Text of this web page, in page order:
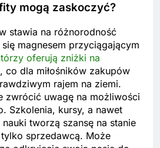
mogą zaskoczyć?
stawia na różnorodność
magnesem przyciągającym
oferują zniżki na
, co dla miłośników zakupów
rajem na ziemi.
zwrócić uwagę na możliwości
Szkolenia, kursy, a nawet
tworzą szansę na stanie
sprzedawcą. Może